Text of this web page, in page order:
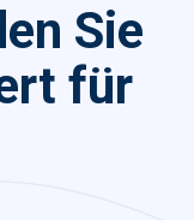
Sie
für